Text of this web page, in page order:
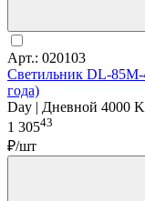
Арт.: 020103
Светильник DL-
года)
Day | Дневной 4000 K
1 30543
₽/шт